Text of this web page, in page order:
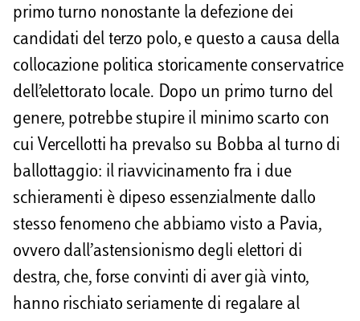
primo turno nonostante la defezione dei
candidati del terzo polo, e questo a causa della
collocazione politica storicamente conservatrice
dell’elettorato locale. Dopo un primo turno del
genere, potrebbe stupire il minimo scarto con
cui Vercellotti ha prevalso su Bobba al turno di
ballottaggio: il riavvicinamento fra i due
schieramenti è dipeso essenzialmente dallo
stesso fenomeno che abbiamo visto a Pavia,
ovvero dall’astensionismo degli elettori di
destra, che, forse convinti di aver già vinto,
hanno rischiato seriamente di regalare al